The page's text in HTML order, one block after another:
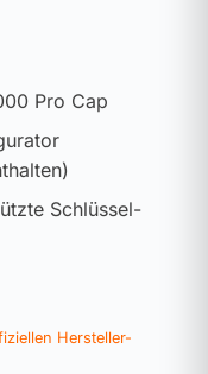
Pro Cap
Schlüssel-
Hersteller-